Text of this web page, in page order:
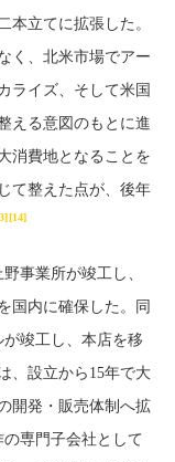
本立てに拡張した。
く、北米市場でアー
ライズ、そして米国
える意図のもとに進
消費地となることを
て整えた点が、後年
[14]
事業所が竣工し、
国内に確保した。同
竣工し、本店を移
、設立から15年で大
開発・販売体制へ拡
専門子会社として